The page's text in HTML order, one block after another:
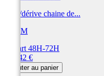
Rive/dérive chaine de...
AFAM
Départ 48H-72H
187,42 €
Ajouter au panier